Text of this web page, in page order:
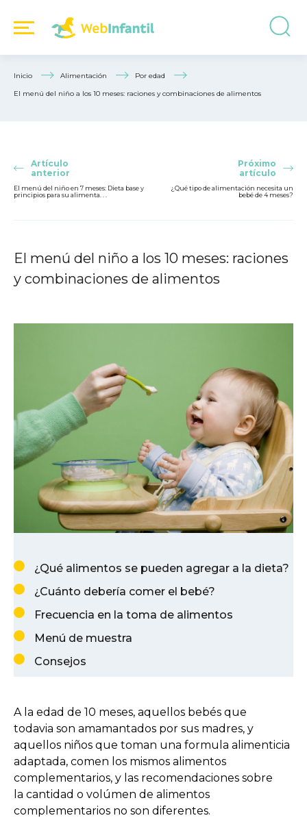
Inicio Alimentación
Por edad
El menú del niño a los 10 meses: raciones y combinaciones de alimentos
Artículo
anterior
El menú del niño en 7 meses: Dieta base y
principios para su alimenta. . .
Próximo
artículo
¿Qué tipo de alimentación necesita un
bebé de 4 meses?
El menú del niño a los 10 meses: raciones
y combinaciones de alimentos
¿Qué alimentos se pueden agregar a la dieta?
¿Cuánto debería comer el bebé?
Frecuencia en la toma de alimentos
Menú de muestra
Consejos
A la edad de 10 meses, aquellos bebés que
todavia son amamantados por sus madres, y
aquellos niños que toman una formula alimenticia
adaptada, comen los mismos alimentos
complementarios, y las recomendaciones sobre
la cantidad o volúmen de alimentos
complementarios no son diferentes.